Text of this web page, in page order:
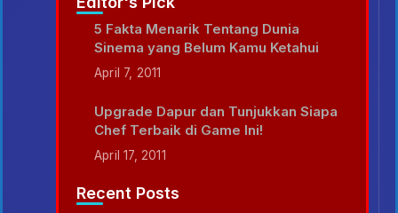
5 Fakta Menarik Tentang Dunia
Sinema yang Belum Kamu Ketahui
April 7, 2011
Upgrade Dapur dan Tunjukkan Siapa
Chef Terbaik di Game Ini!
April 17, 2011
Recent Posts